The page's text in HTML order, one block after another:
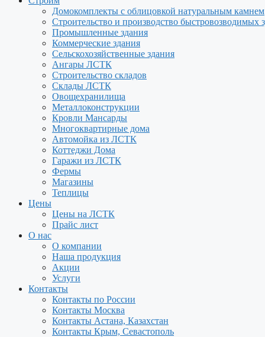
Домокомплекты с облицовкой натуральным камнем
Строительство и производство быстровозводимых
Промышленные здания
Коммерческие здания
Сельскохозяйственные здания
Ангары ЛСТК
Строительство складов
Склады ЛСТК
Овощехранилища
Металлоконструкции
Кровли Мансарды
Многоквартирные дома
Автомойка из ЛСТК
Коттеджи Дома
Гаражи из ЛСТК
Фермы
Магазины
Теплицы
Цены
Цены на ЛСТК
Прайс лист
О нас
О компании
Наша продукция
Акции
Услуги
Контакты
Контакты по России
Контакты Москва
Контакты Астана, Казахстан
Контакты Крым, Севастополь